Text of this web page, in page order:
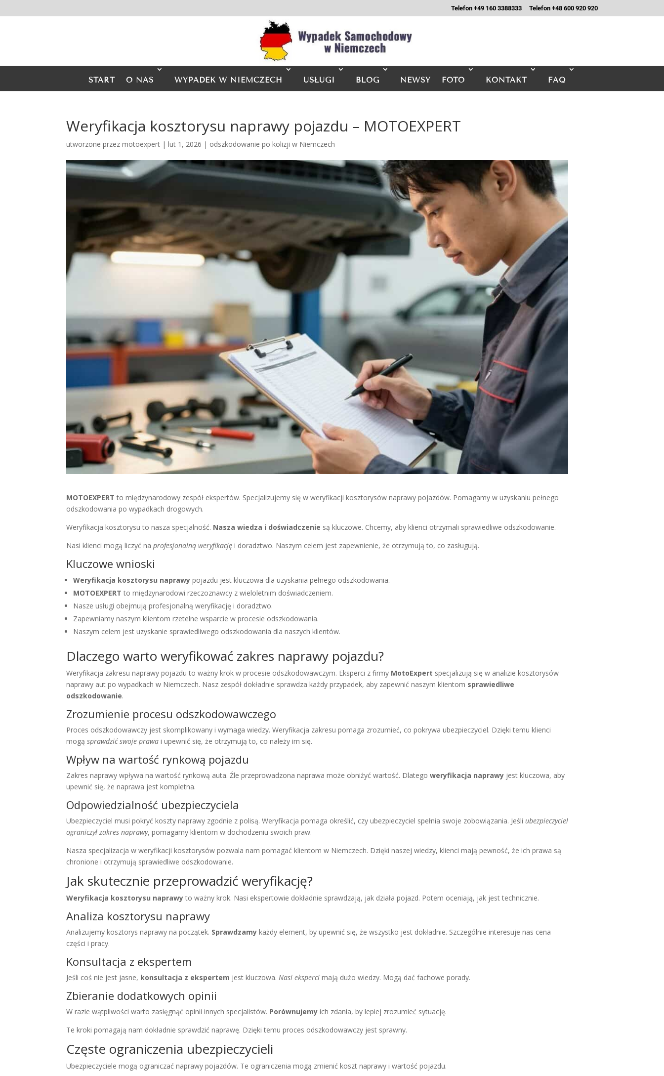
Telefon +49 160 3388333 Telefon +48 600 920 920
START O NAS WYPADEK W NIEMCZECH USŁUGI BLOG NEWSY FOTO KONTAKT FAQ
Weryfikacja kosztorysu naprawy pojazdu – MOTOEXPERT
utworzone przezmotoexpert |lut 1, 2026 | odszkodowanie po kolizji w Niemczech
MOTOEXPERT to międzynarodowy zespół ekspertów. Specjalizujemy się w weryfikacji kosztorysów naprawy pojazdów. Pomagamy w uzyskaniu pełnego
odszkodowania po wypadkach drogowych.
Weryfikacja kosztorysu to nasza specjalność. Nasza wiedza i doświadczenie są kluczowe. Chcemy, aby klienci otrzymali sprawiedliwe odszkodowanie.
Nasi klienci mogą liczyć naprofesjonalną weryfikację i doradztwo. Naszym celem jest zapewnienie, że otrzymują to, co zasługują.
Kluczowe wnioski
Weryfikacja kosztorysu naprawy pojazdu jest kluczowa dla uzyskania pełnego odszkodowania.
MOTOEXPERT to międzynarodowi rzeczoznawcy z wieloletnim doświadczeniem.
Nasze usługi obejmują profesjonalną weryfikację i doradztwo.
Zapewniamy naszym klientom rzetelne wsparcie w procesie odszkodowania.
Naszym celem jest uzyskanie sprawiedliwego odszkodowania dla naszych klientów.
Dlaczego warto weryfikować zakres naprawy pojazdu?
Weryfikacja zakresu naprawy pojazdu to ważny krok w procesie odszkodowawczym. Eksperci z firmy MotoExpert specjalizują się w analizie kosztorysów
naprawy aut po wypadkach w Niemczech. Nasz zespół dokładnie sprawdza każdy przypadek, aby zapewnić naszym klientom sprawiedliwe
odszkodowanie.
Zrozumienie procesu odszkodowawczego
Proces odszkodowawczy jest skomplikowany i wymaga wiedzy. Weryfikacja zakresu pomaga zrozumieć, co pokrywa ubezpieczyciel. Dzięki temu klienci
mogąsprawdzić swoje prawa i upewnić się, że otrzymują to, co należy im się.
Wpływ na wartość rynkową pojazdu
Zakres naprawy wpływa na wartość rynkową auta. Źle przeprowadzona naprawa może obniżyć wartość. Dlategoweryfikacja naprawy jest kluczowa, aby
upewnić się, że naprawa jest kompletna.
Odpowiedzialność ubezpieczyciela
Ubezpieczyciel musi pokryć koszty naprawy zgodnie z polisą. Weryfikacja pomaga określić, czy ubezpieczyciel spełnia swoje zobowiązania. Jeśliubezpieczyciel
ograniczył zakres naprawy, pomagamy klientom w dochodzeniu swoich praw.
Nasza specjalizacja w weryfikacji kosztorysów pozwala nam pomagać klientom w Niemczech. Dzięki naszej wiedzy, klienci mają pewność, że ich prawa są
chronione i otrzymują sprawiedliwe odszkodowanie.
Jak skutecznie przeprowadzić weryfikację?
Weryfikacja kosztorysu naprawyto ważny krok. Nasi ekspertowie dokładnie sprawdzają, jak działa pojazd. Potem oceniają, jak jest technicznie.
Analiza kosztorysu naprawy
Analizujemy kosztorys naprawy na początek. Sprawdzamy każdy element, by upewnić się, że wszystko jest dokładnie. Szczególnie interesuje nas cena
części i pracy.
Konsultacja z ekspertem
Jeśli coś nie jest jasne, konsultacja z ekspertem jest kluczowa.Nasi eksperci mają dużo wiedzy. Mogą dać fachowe porady.
Zbieranie dodatkowych opinii
W razie wątpliwości warto zasięgnąć opinii innych specjalistów. Porównujemy ich zdania, by lepiej zrozumieć sytuację.
Te kroki pomagają nam dokładnie sprawdzić naprawę. Dzięki temu proces odszkodowawczy jest sprawny.
Częste ograniczenia ubezpieczycieli
Ubezpieczyciele mogą ograniczać naprawy pojazdów. Te ograniczenia mogą zmienić koszt naprawy i wartość pojazdu.